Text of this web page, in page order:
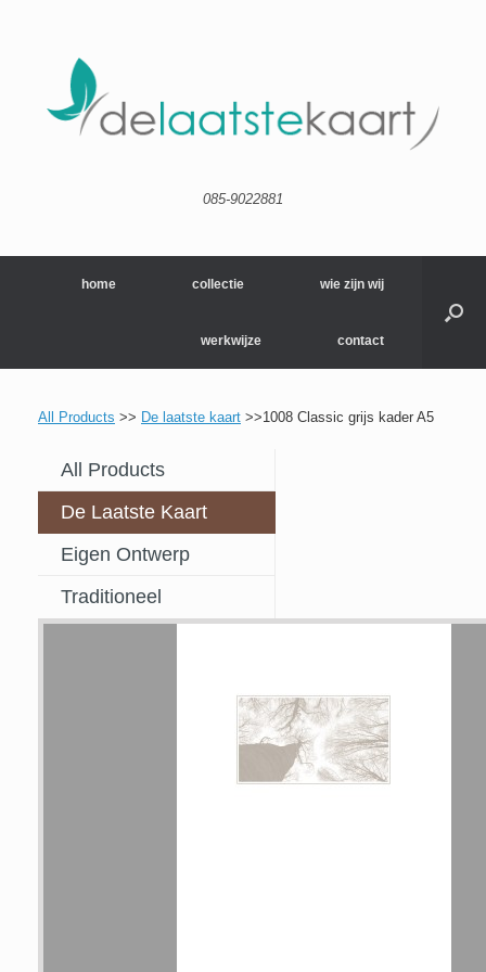
085-9022881
home collectie wie zijn wij
werkwijze contact
All Products >> De laatste kaart >>1008 Classic grijs kader A5
All Products
De Laatste Kaart
Eigen Ontwerp
Traditioneel